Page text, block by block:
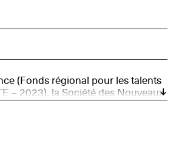
(Fonds régional pour les talents
– 2023), la Société des Nouveaux
chargé de la Ville